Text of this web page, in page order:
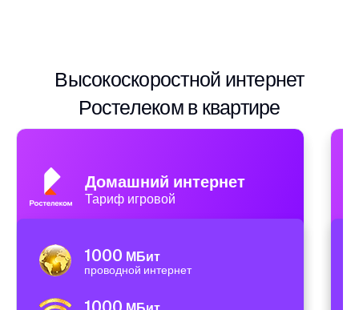
Высокоскоростной интернет
Ростелеком в квартире
Домашний интернет
Тариф игровой
1000 МБит
проводной интернет